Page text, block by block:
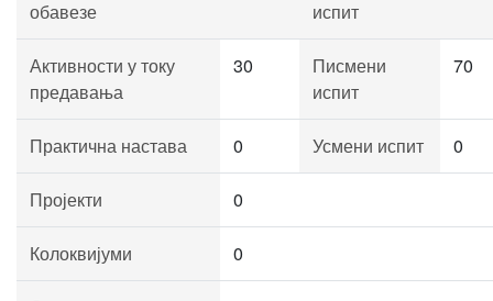
обавезе
испит
Активности у току
предавања
30
Писмени
испит
70
Практична настава 0 Усмени испит 0
Пројекти 0
Колоквијуми 0